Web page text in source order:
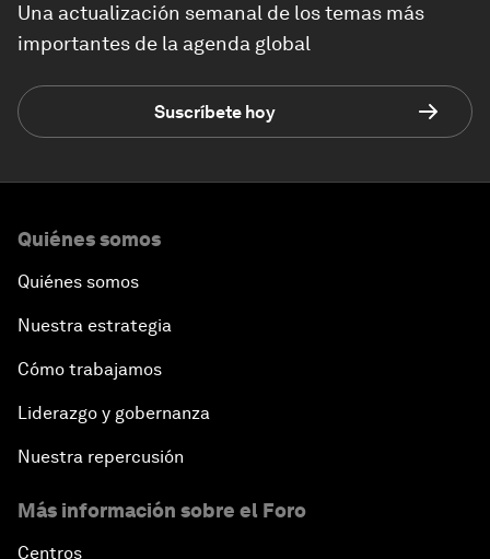
Una actualización semanal de los temas más
importantes de la agenda global
Suscríbete hoy
Quiénes somos
Quiénes somos
Nuestra estrategia
Cómo trabajamos
Liderazgo y gobernanza
Nuestra repercusión
Más información sobre el Foro
Centros